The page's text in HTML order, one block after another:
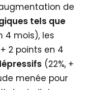
de
tels que
4 mois), les
2 points en 4
(22%, +
menée pour